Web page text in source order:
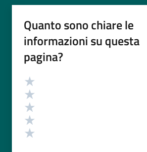
Quanto sono chiare le
informazioni su questa
pagina?
Valutazione